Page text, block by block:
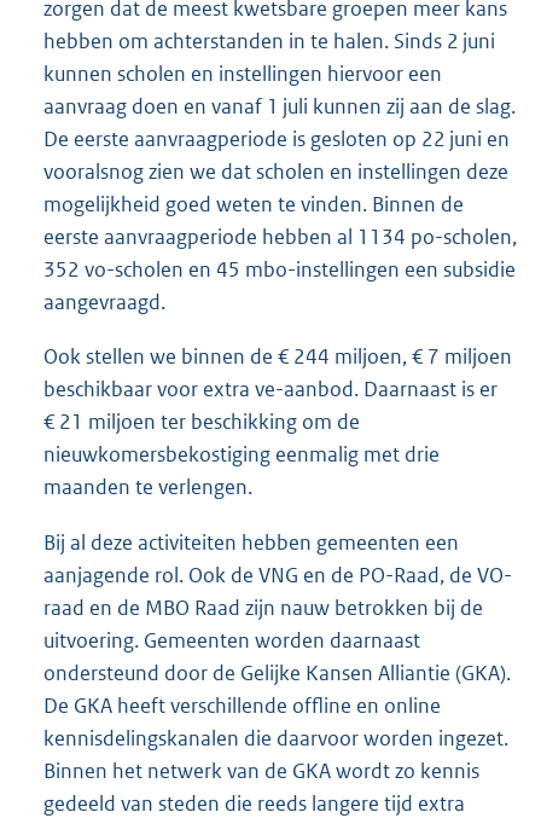
zorgen dat de meest kwetsbare groepen meer kans
hebben om achterstanden in te halen. Sinds 2 juni
kunnen scholen en instellingen hiervoor een
aanvraag doen en vanaf 1 juli kunnen zij aan de slag.
De eerste aanvraagperiode is gesloten op 22 juni en
vooralsnog zien we dat scholen en instellingen deze
mogelijkheid goed weten te vinden. Binnen de
eerste aanvraagperiode hebben al 1134 po-scholen,
352 vo-scholen en 45 mbo-instellingen een subsidie
aangevraagd.
Ook stellen we binnen de € 244 miljoen, € 7 miljoen
beschikbaar voor extra ve-aanbod. Daarnaast is er
€ 21 miljoen ter beschikking om de
nieuwkomersbekostiging eenmalig met drie
maanden te verlengen.
Bij al deze activiteiten hebben gemeenten een
aanjagende rol. Ook de VNG en de PO-Raad, de VO-
raad en de MBO Raad zijn nauw betrokken bij de
uitvoering. Gemeenten worden daarnaast
ondersteund door de Gelijke Kansen Alliantie (GKA).
De GKA heeft verschillende offline en online
kennisdelingskanalen die daarvoor worden ingezet.
Binnen het netwerk van de GKA wordt zo kennis
gedeeld van steden die reeds langere tijd extra